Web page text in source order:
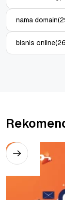
nama domain
bisnis online